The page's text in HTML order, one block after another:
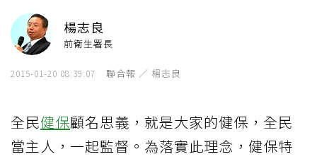
楊志良
前衛生署長
2015-01-20 08:39:07 聯合報 ／ 楊志良
全民健保顧名思義，就是大家的健保，全民
當主人，一起監督。為落實此理念，健保特